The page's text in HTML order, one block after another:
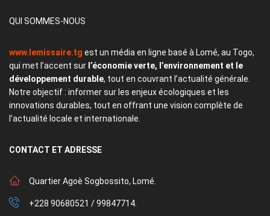
QUI SOMMES-NOUS
www.lemissaire.tg est un média en ligne basé à Lomé, au Togo,
qui met l’accent sur l’économie verte, l’environnement et le
développement durable, tout en couvrant l’actualité générale.
Notre objectif : informer sur les enjeux écologiques et les
innovations durables, tout en offrant une vision complète de
l’actualité locale et internationale.
CONTACT ET ADRESSE
Quartier Agoè Sogbossito, Lomé.
+228 90680521 / 99847714.